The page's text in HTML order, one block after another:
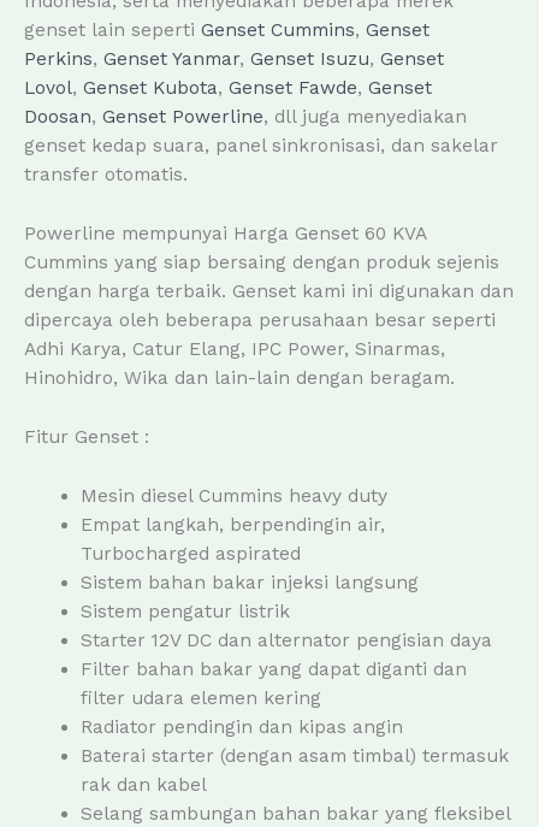
genset lain seperti Genset Cummins, Genset
Perkins, Genset Yanmar, Genset Isuzu, Genset
Lovol, Genset Kubota, Genset Fawde, Genset
Doosan, Genset Powerline, dll juga menyediakan
genset kedap suara, panel sinkronisasi, dan sakelar
transfer otomatis.
Powerline mempunyai Harga Genset 60 KVA
Cummins yang siap bersaing dengan produk sejenis
dengan harga terbaik. Genset kami ini digunakan dan
dipercaya oleh beberapa perusahaan besar seperti
Adhi Karya, Catur Elang, IPC Power, Sinarmas,
Hinohidro, Wika dan lain-lain dengan beragam.
Fitur Genset :
Mesin diesel Cummins heavy duty
Empat langkah, berpendingin air,
Turbocharged aspirated
Sistem bahan bakar injeksi langsung
Sistem pengatur listrik
Starter 12V DC dan alternator pengisian daya
Filter bahan bakar yang dapat diganti dan
filter udara elemen kering
Radiator pendingin dan kipas angin
Baterai starter (dengan asam timbal) termasuk
rak dan kabel
Selang sambungan bahan bakar yang fleksibel